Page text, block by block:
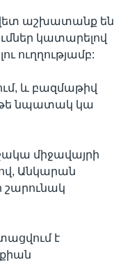
աշխատանք են
կատարելով
ուղղությամբ:
և բազմաթիվ
նպատակ կա
միջավայրի
Անկարան
շարունակ
է